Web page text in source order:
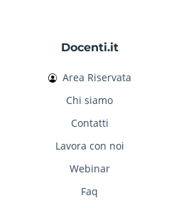
Docenti.it
Area Riservata
Chi siamo
Contatti
Lavora con noi
Webinar
Faq